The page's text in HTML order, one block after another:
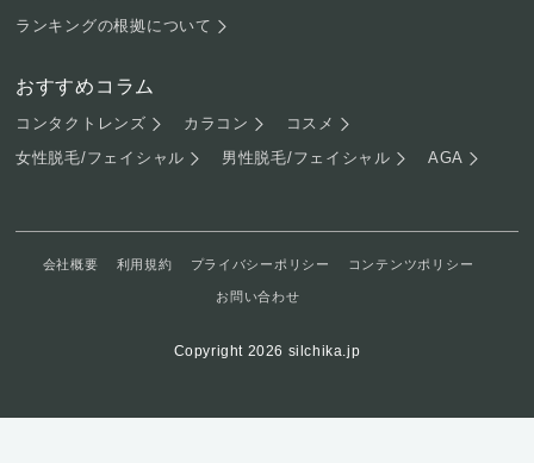
ランキングの根拠について
おすすめコラム
コンタクトレンズ カラコン
コスメ
女性脱毛/フェイシャル
男性脱毛/フェイシャル AGA
会社概要 利用規約 プライバシーポリシー コンテンツポリシー
お問い合わせ
Copyright 2026 silchika.jp